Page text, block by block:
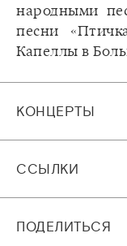
народными
песни
Капеллы в
КОНЦЕРТЫ
CСЫЛКИ
ПОДЕЛИТЬСЯ